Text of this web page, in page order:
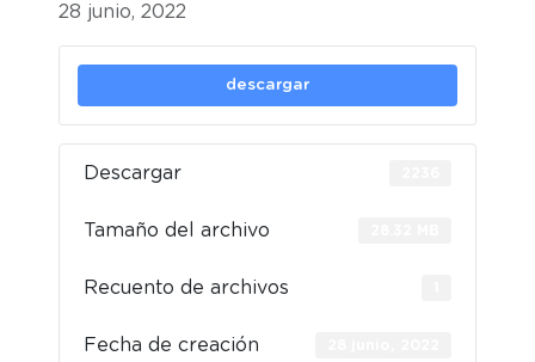
28 junio, 2022
descargar
Descargar
Tamaño del archivo
Recuento de archivos
Fecha de creación